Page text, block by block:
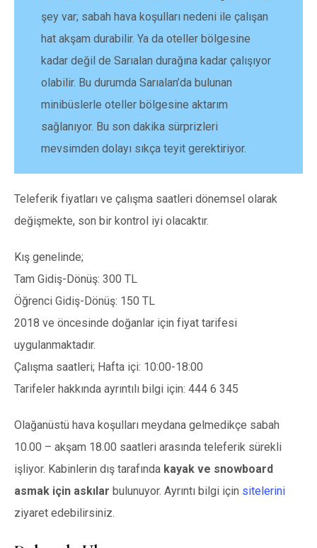
şey var; sabah hava koşulları nedeni ile çalışan
hat akşam durabilir. Ya da oteller bölgesine
kadar değil de Sarıalan durağına kadar çalışıyor
olabilir. Bu durumda Sarıalan’da bulunan
minibüslerle oteller bölgesine aktarım
sağlanıyor. Bu son dakika sürprizleri
mevsimden dolayı sıkça teyit gerektiriyor.
Teleferik fiyatları ve çalışma saatleri dönemsel olarak
değişmekte, son bir kontrol iyi olacaktır.
Kış genelinde;
Tam Gidiş-Dönüş: 300 TL
Öğrenci Gidiş-Dönüş: 150 TL
2018 ve öncesinde doğanlar için fiyat tarifesi
uygulanmaktadır.
Çalışma saatleri; Hafta içi: 10:00-18:00
Tarifeler hakkında ayrıntılı bilgi için: 444 6 345
Olağanüstü hava koşulları meydana gelmedikçe sabah
10.00 – akşam 18.00 saatleri arasında teleferik sürekli
işliyor. Kabinlerin dış tarafında kayak ve snowboard
asmak için askılar bulunuyor. Ayrıntı bilgi için sitelerini
ziyaret edebilirsiniz.